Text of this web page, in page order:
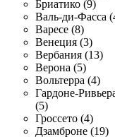
Бриатико (9)
Валь-ди-Фасса
Варесе (8)
Венеция (3)
Вербания (13)
Верона (5)
Вольтерра (4)
Гардоне-
(5)
Гроссето (4)
Дзамброне (19)